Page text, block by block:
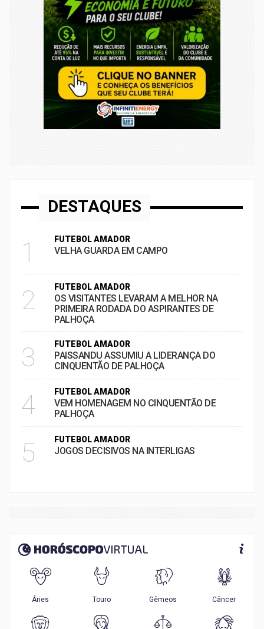
DESTAQUES
1 FUTEBOL AMADOR
VELHA GUARDA EM CAMPO
2 FUTEBOL AMADOR
OS VISITANTES LEVARAM A MELHOR NA
PRIMEIRA RODADA DO ASPIRANTES DE
PALHOÇA
3 FUTEBOL AMADOR
PAISSANDU ASSUMIU A LIDERANÇA DO
CINQUENTÃO DE PALHOÇA
4 FUTEBOL AMADOR
VEM HOMENAGEM NO CINQUENTÃO DE
PALHOÇA
5 FUTEBOL AMADOR
JOGOS DECISIVOS NA INTERLIGAS